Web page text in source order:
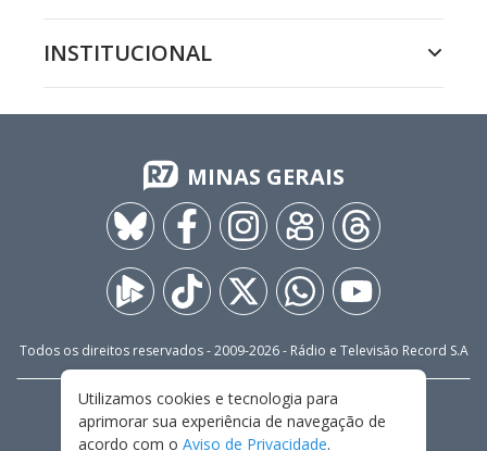
INSTITUCIONAL
MINAS GERAIS
Todos os direitos reservados - 2009-2026- Rádio e Televisão Record S.A
FALE CONOSCO
PRIVACIDADE
TERMOS E CONDIÇÕES DE USO
Utilizamos cookies e tecnologia para
aprimorar sua experiência de navegação de
acordo com o Aviso de Privacidade.